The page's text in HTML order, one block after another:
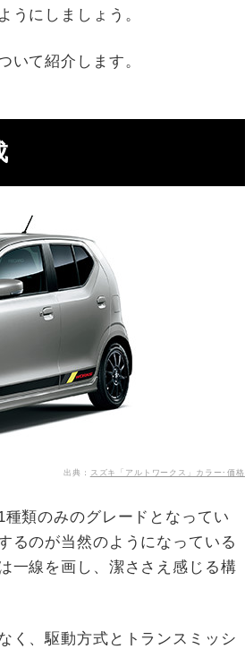
うにしましょう。
いて紹介します。
出典： スズキ「アルトワークス」カラー･価格
類のみのグレードとなってい
るのが当然のようになっている
一線を画し、潔ささえ感じる構
く、駆動方式とトランスミッシ